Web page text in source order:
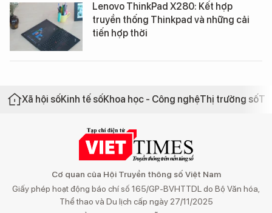
Lenovo ThinkPad X280: Kết hợp
truyền thống Thinkpad và những cải
tiến hợp thời
Xã hội sốKinh tế sốKhoa học - Công nghệThị trường số
Cơ quan của Hội Truyền thông số Việt Nam
Giấy phép hoạt động báo chí số 165/GP-BVHTTDL do Bộ Văn hóa,
Thể thao và Du lịch cấp ngày 27/11/2025